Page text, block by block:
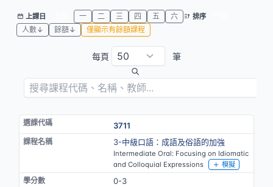
上課日 一 二 三 四 五 六 排序
人數↓
餘額↓ 僅顯示有餘額課程
每頁 筆
3711
3-中級口語：成語及俗語的加強
Intermediate Oral: Focusing on Idiomatic
and Colloquial Expressions
模擬
0-3